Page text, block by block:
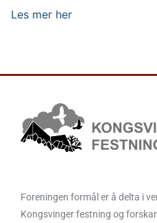
Les mer her
Foreningen formål er å delta i
Kongsvinger festning og